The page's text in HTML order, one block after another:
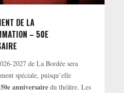
DE LA
– 50E
2027 de La Bordée sera
spéciale, puisqu’elle
50e anniversaire du théâtre. Les